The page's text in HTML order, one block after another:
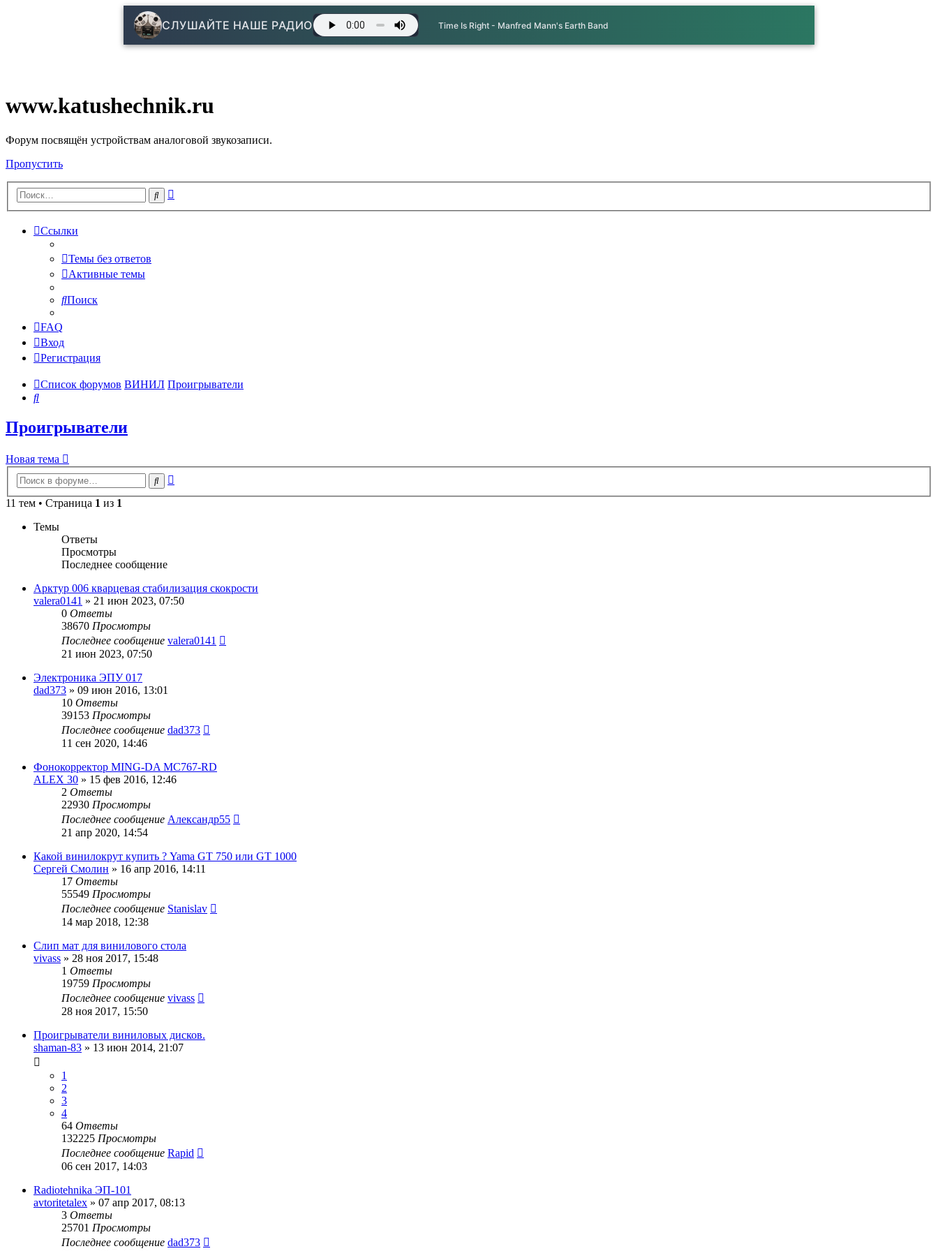
СЛУШАЙТЕ НАШЕ РАДИО Time Is Right - Manfred Mann's Earth Band
www.katushechnik.ru
Форум посвящён устройствам аналоговой звукозаписи.
Пропустить
Поиск
Ссылки
Темы без ответов
Активные темы
Поиск
FAQ
Вход
Регистрация
Список форумов ВИНИЛ Проигрыватели
Поиск
Проигрыватели
Новая тема
Поиск
11 тем • Страница 1 из 1
Темы
Ответы
Просмотры
Последнее сообщение
Арктур 006 кварцевая стабилизация скокрости
valera0141 » 21 июн 2023, 07:50
0 Ответы
38670 Просмотры
Последнее сообщение valera0141
21 июн 2023, 07:50
Электроника ЭПУ 017
dad373 » 09 июн 2016, 13:01
10 Ответы
39153 Просмотры
Последнее сообщение dad373
11 сен 2020, 14:46
Фонокорректор MING-DA MC767-RD
ALEX 30 » 15 фев 2016, 12:46
2 Ответы
22930 Просмотры
Последнее сообщение Александр55
21 апр 2020, 14:54
Какой винилокрут купить ? Yama GT 750 или GT 1000
Сергей Смолин » 16 апр 2016, 14:11
17 Ответы
55549 Просмотры
Последнее сообщение Stanislav
14 мар 2018, 12:38
Слип мат для винилового стола
vivass » 28 ноя 2017, 15:48
1 Ответы
19759 Просмотры
Последнее сообщение vivass
28 ноя 2017, 15:50
Проигрыватели виниловых дисков.
shaman-83 » 13 июн 2014, 21:07
1
2
3
4
64 Ответы
132225 Просмотры
Последнее сообщение Rapid
06 сен 2017, 14:03
Radiotehnika ЭП-101
avtoritetalex » 07 апр 2017, 08:13
3 Ответы
25701 Просмотры
Последнее сообщение dad373